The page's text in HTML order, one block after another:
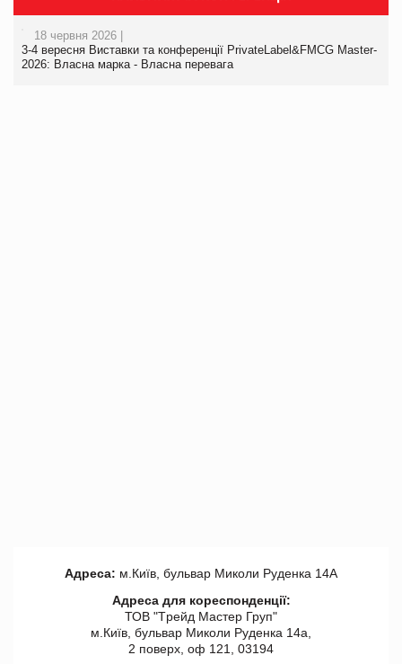
18 червня 2026 |
3-4 вересня Виставки та конференції PrivateLabel&FMCG Master-
2026: Власна марка - Власна перевага
Адреса: м.Київ, бульвар Миколи Руденка 14А
Адреса для кореспонденції:
ТОВ "Tрейд Мастер Груп"
м.Київ, бульвар Миколи Руденка 14а,
2 поверх, оф 121, 03194